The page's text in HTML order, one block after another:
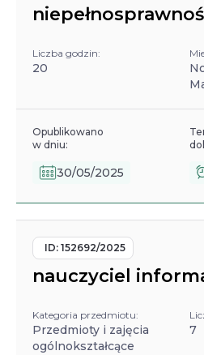
Liczba godzin:
20
Opublikowano
w dniu:
30/05/2025
ID: 152692/2025
nauczyciel
Kategoria przedmiotu:
Przedmioty i zajęcia
ogólnokształcące
7